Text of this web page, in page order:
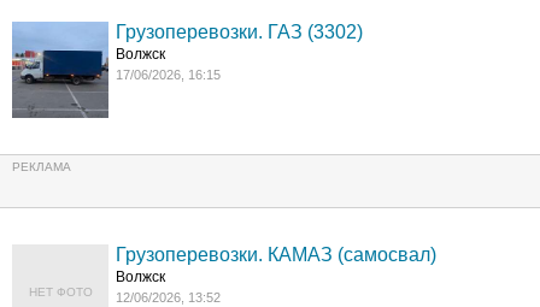
Грузоперевозки. ГАЗ (3302)
Волжск
17/06/2026, 16:15
НЕТ ФОТО
Грузоперевозки. КАМАЗ (самосвал)
Волжск
12/06/2026, 13:52